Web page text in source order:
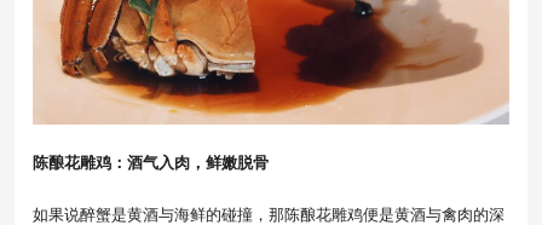
陈酿花雕鸡：酒气入肉，鲜嫩脱骨
如果说醉蟹是黄酒与海鲜的碰撞，那陈酿花雕鸡便是黄酒与禽肉的深